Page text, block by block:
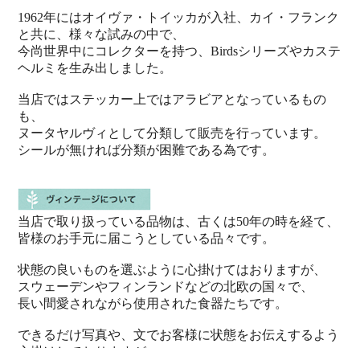
1962年にはオイヴァ・トイッカが入社、カイ・フランク
と共に、様々な試みの中で、
今尚世界中にコレクターを持つ、Birdsシリーズやカステ
ヘルミを生み出しました。
当店ではステッカー上ではアラビアとなっているもの
も、
ヌータヤルヴィとして分類して販売を行っています。
シールが無ければ分類が困難である為です。
当店で取り扱っている品物は、古くは50年の時を経て、
皆様のお手元に届こうとしている品々です。
状態の良いものを選ぶように心掛けてはおりますが、
スウェーデンやフィンランドなどの北欧の国々で、
長い間愛されながら使用された食器たちです。
できるだけ写真や、文でお客様に状態をお伝えするよう